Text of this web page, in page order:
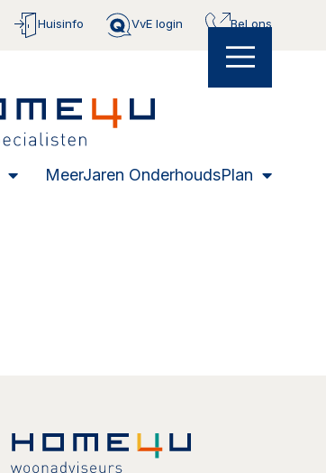
Huisinfo VvE login Bel ons
MeerJaren OnderhoudsPlan